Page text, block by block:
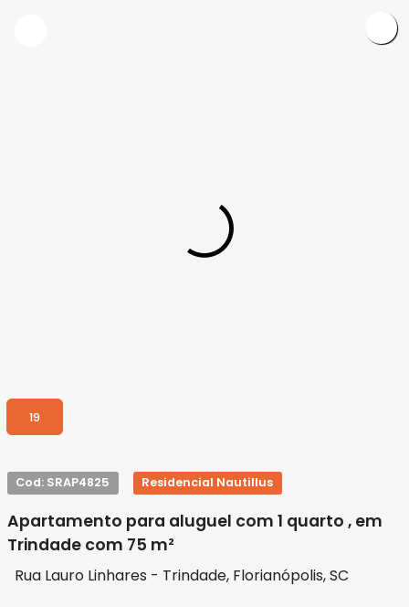
19
Cod: SRAP4825 Residencial Nautillus
Apartamento para aluguel com 1 quarto , em
Trindade com 75 m²
Rua Lauro Linhares - Trindade, Florianópolis, SC